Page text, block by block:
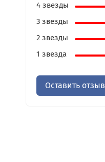
4 звезды
3 звезды
2 звезды
1 звезда
Оставить отзыв